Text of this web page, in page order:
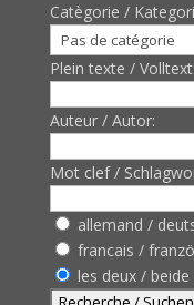
Catègorie /
Plein texte / Volltext:
Auteur / Autor:
Mot clef /
allemand /
francais /
les deux / beide